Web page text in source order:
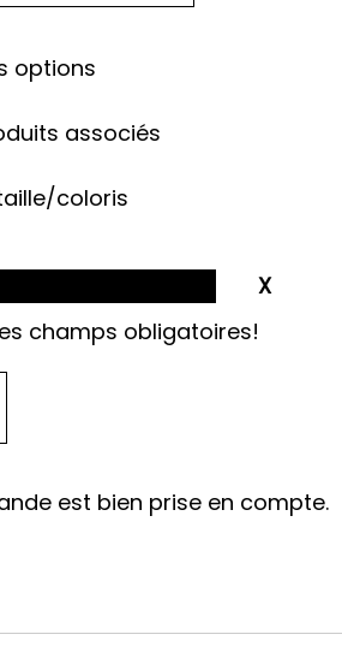
options
associés
coloris
champs obligatoires!
est bien prise en compte.